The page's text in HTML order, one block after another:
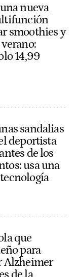
nueva
smoothies y
14,99
sandalias
deportista
de los
usa una
que
para
Alzheimer